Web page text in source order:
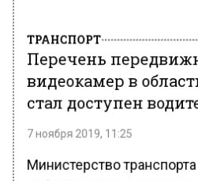
ТРАНСПОРТ
Перечень
видеокамер в
стал доступен
7 ноября 2019, 11:25
Министерство